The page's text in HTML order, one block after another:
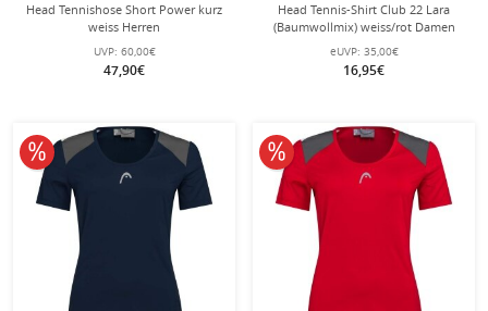
Head Tennishose Short Power kurz
weiss Herren
UVP: 60,00€
47,90€
Head Tennis-Shirt Club 22 Lara
(Baumwollmix) weiss/rot Damen
eUVP: 35,00€
16,95€
10% reduziert 10% reduziert